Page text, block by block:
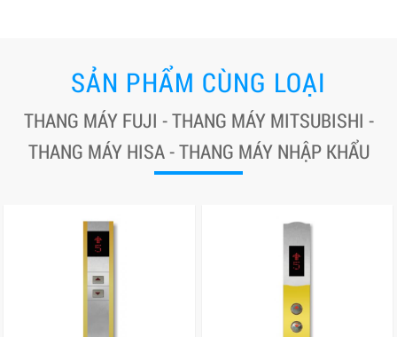
SẢN PHẨM CÙNG LOẠI
THANG MÁY FUJI - THANG MÁY MITSUBISHI -
THANG MÁY HISA - THANG MÁY NHẬP KHẨU